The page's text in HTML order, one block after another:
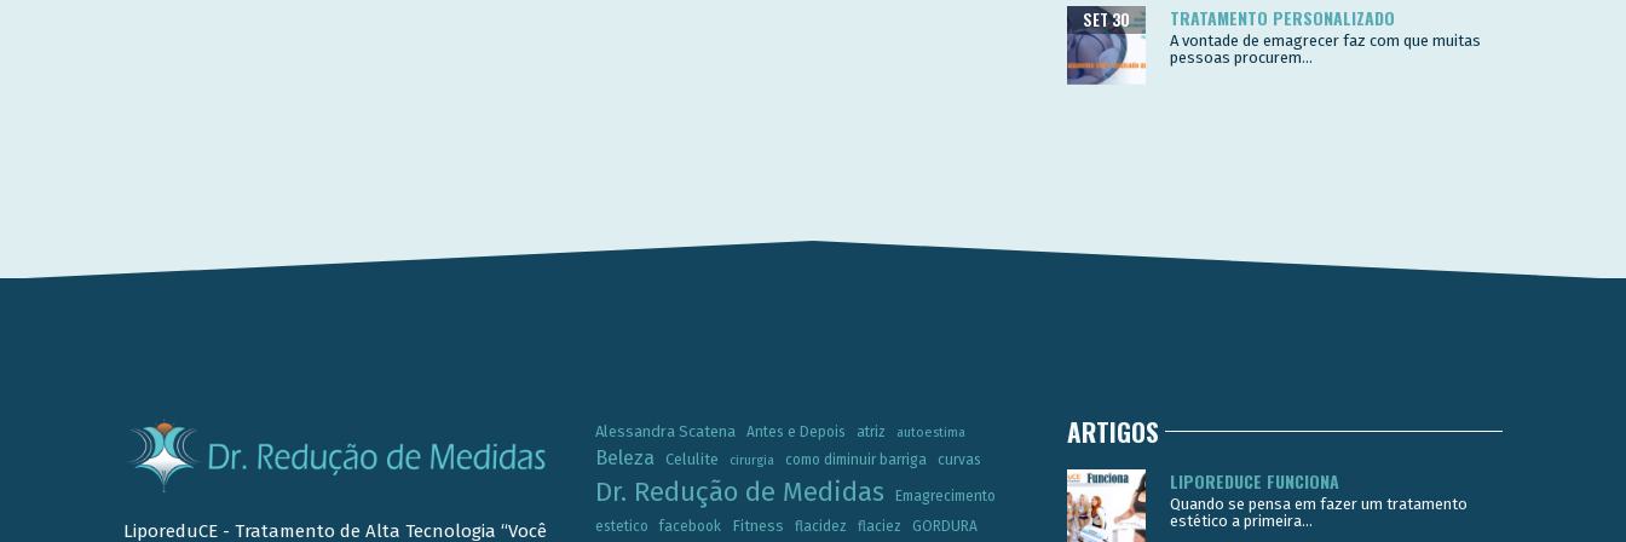
TRATAMENTO PERSONALIZADO
SET 30
A vontade de emagrecer faz com que muitas
pessoas procurem...
LiporeduCE - Tratamento de Alta Tecnologia “Você
Alessandra Scatena Antes e Depois atriz autoestima
Beleza Celulite cirurgia como diminuir barriga curvas
Dr. Redução de Medidas
Emagrecimento
estetico
facebook Fitness flacidez flaciez GORDURA
ARTIGOS
LIPOREDUCE FUNCIONA
Quando se pensa em fazer um tratamento
estético a primeira...